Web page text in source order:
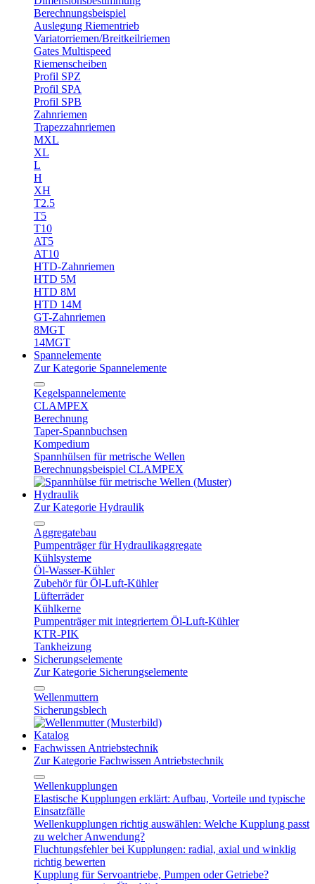
Berechnungsbeispiel
Auslegung Riementrieb
Variatorriemen/Breitkeilriemen
Gates Multispeed
Riemenscheiben
Profil SPZ
Profil SPA
Profil SPB
Zahnriemen
Trapezzahnriemen
MXL
XL
L
H
XH
T2.5
T5
T10
AT5
AT10
HTD-Zahnriemen
HTD 5M
HTD 8M
HTD 14M
GT-Zahnriemen
8MGT
14MGT
Spannelemente
Zur Kategorie Spannelemente
Kegelspannelemente
CLAMPEX
Berechnung
Taper-Spannbuchsen
Kompedium
Spannhülsen für metrische Wellen
Berechnungsbeispiel CLAMPEX
Hydraulik
Zur Kategorie Hydraulik
Aggregatebau
Pumpenträger für Hydraulikaggregate
Kühlsysteme
Öl-Wasser-Kühler
Zubehör für Öl-Luft-Kühler
Lüfterräder
Kühlkerne
Pumpenträger mit integriertem Öl-Luft-Kühler
KTR-PIK
Tankheizung
Sicherungselemente
Zur Kategorie Sicherungselemente
Wellenmuttern
Sicherungsblech
Katalog
Fachwissen Antriebstechnik
Zur Kategorie Fachwissen Antriebstechnik
Wellenkupplungen
Elastische Kupplungen erklärt: Aufbau, Vorteile und typische
Einsatzfälle
Wellenkupplungen richtig auswählen: Welche Kupplung passt
zu welcher Anwendung?
Fluchtungsfehler bei Kupplungen: radial, axial und winklig
richtig bewerten
Kupplung für Servoantriebe, Pumpen oder Getriebe?